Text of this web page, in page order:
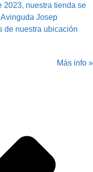
2023, nuestra tienda se
Josep
de nuestra ubicación
Más info »